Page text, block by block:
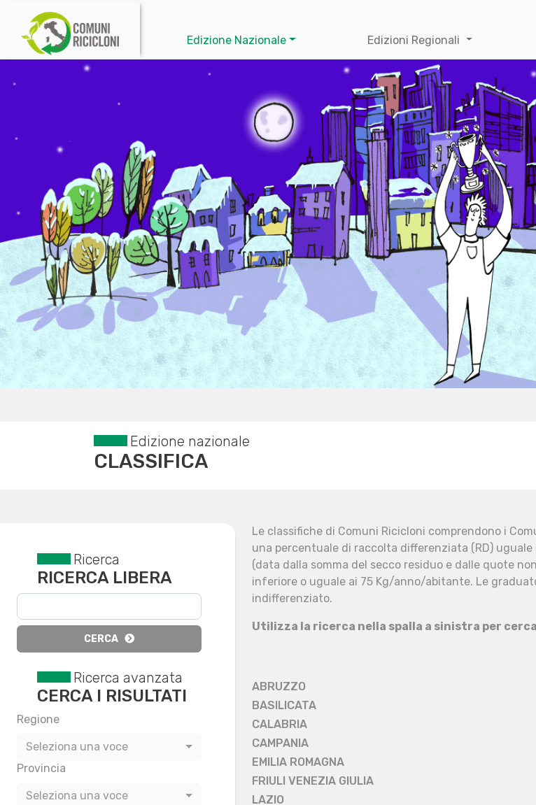
Edizione Nazionale Edizioni Regionali
Edizione nazionale
CLASSIFICA
Reset filtri
Ricerca
RICERCA LIBERA
CERCA
Ricerca avanzata
CERCA I RISULTATI
Regione
Seleziona una voce
Provincia
Seleziona una voce
Le classifiche di Comuni Ricicloni comprendono i
una percentuale di raccolta differenziata (RD)
(data dalla somma del secco residuo e dalle quote
inferiore o uguale ai 75 Kg/anno/abitante. Le
indifferenziato.
Utilizza la ricerca nella spalla a sinistra per
ABRUZZO
BASILICATA
CALABRIA
CAMPANIA
EMILIA ROMAGNA
FRIULI VENEZIA GIULIA
LAZIO